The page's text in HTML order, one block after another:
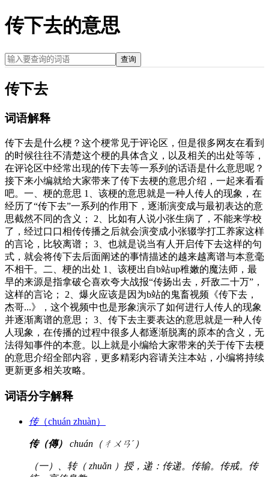
传下去的意思
查询
传下去
词语解释
传下去是什么梗？这个梗常见于评论区，但是很多网友在看到
的时候往往不清楚这个梗的具体含义，以及相关的出处等等，
在评论区中经常出现的传下去等一系列的话语是什么意思呢？
接下来小编就给大家带来了传下去梗的意思介绍，一起来看看
吧。一、梗的意思 1、该梗的意思就是一种人传人的现象，在
经历了“传下去”一系列的作用下，逐渐演变成与最初表达的意
思截然不同的含义； 2、比如有人说小张生病了，不能来学校
了，经过口口相传传播之后就会演变成小张辍学打工养家这样
的言论，比较离谱； 3、也就是说当有人开启传下去这样的句
式，就会将传下去后面阐述的事情描述的越来越离谱与本意毫
不相干。二、梗的出处 1、该梗出自b站up稚嫩的魔法师，最
早的来源是指拿破仑喜欢夸大战报“传扬出去，歼敌二十万”，
这样的言论； 2、爆火应该是因为b站的鬼畜视频《传下去，
杰哥...》，这个视频中也是形象演示了如何进行人传人的现象
并逐渐离谱的意思； 3、传下去主要表达的意思就是一种人传
人现象，在传播的过程中很多人都逐渐脱离的原本的含义，无
法得知事件的本意。以上就是小编给大家带来的关于传下去梗
的意思介绍全部内容，更多精彩内容请关注本站，小编将持续
更新更多相关攻略。
词语分字解释
传（chuán zhuàn）
传（傳） chuán（ㄔㄨㄢˊ）
（一）、转（ zhuǎn ）授，递：传递。传输。传戒。传